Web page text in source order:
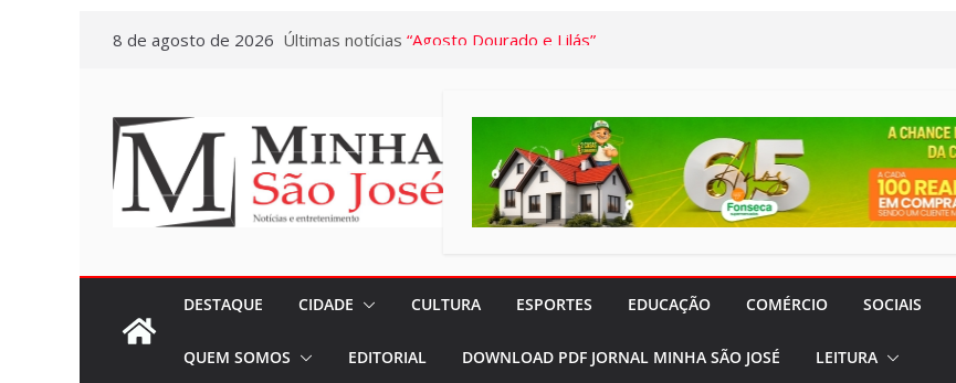
conteúdo
8 de agosto de 2026 Últimas notícias “Agosto Dourado e Lilás”
Pasta da Saúde
A Crônica da Semana: Lúcia
Vitto – Memória viva da Arte
Euclidianas…
Gerontologia preventiva:
atendimentos a pessoas
DESTAQUE CIDADE CULTURA ESPORTES EDUCAÇÃO COMÉRCIO SOCIAIS
QUEM SOMOS EDITORIAL DOWNLOAD PDF JORNAL MINHA SÃO JOSÉ LEITURA